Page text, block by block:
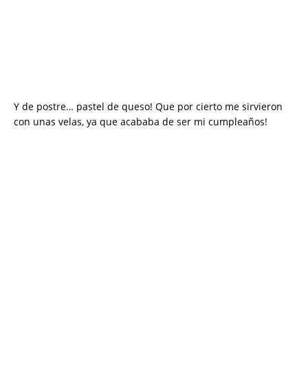
Y de postre… pastel de queso! Que por cierto me sirvieron
con unas velas, ya que acababa de ser mi cumpleaños!